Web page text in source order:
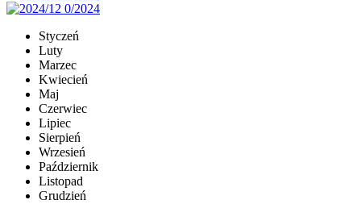
Styczeń
Luty
Marzec
Kwiecień
Maj
Czerwiec
Lipiec
Sierpień
Wrzesień
Październik
Listopad
Grudzień